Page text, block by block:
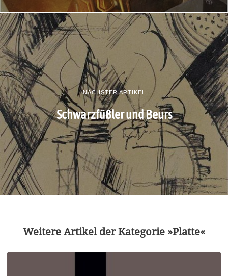
NÄCHSTER ARTIKEL
Schwarzfüßler und Beurs
Weitere Artikel der Kategorie »Platte«